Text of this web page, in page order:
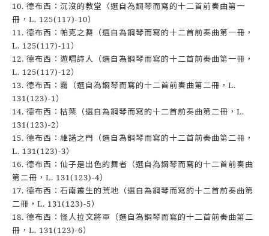
10. 德布西：沉沒的教堂（選自為鋼琴而寫的十二首前奏曲第一
冊，L. 125(117)-10）
11. 德布西：帕克之舞（選自為鋼琴而寫的十二首前奏曲第一冊，
L. 125(117)-11）
12. 德布西：遊唱詩人（選自為鋼琴而寫的十二首前奏曲第一冊，
L. 125(117)-12）
13. 德布西：霧（選自為鋼琴而寫的十二首前奏曲第二冊，L.
131(123)-1）
14. 德布西：枯葉（選自為鋼琴而寫的十二首前奏曲第二冊，L.
131(123)-2）
15. 德布西：維諾之門（選自為鋼琴而寫的十二首前奏曲第二冊，
L. 131(123)-3）
16. 德布西：仙子是出色的舞者（選自為鋼琴而寫的十二首前奏曲
第二冊，L. 131(123)-4）
17. 德布西：石南叢生的荒地（選自為鋼琴而寫的十二首前奏曲第
二冊，L. 131(123)-5）
18. 德布西：怪人拉文將軍（選自為鋼琴而寫的十二首前奏曲第二
冊，L. 131(123)-6）